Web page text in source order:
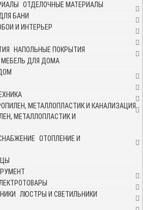
ОТДЕЛОЧНЫЕ МАТЕРИАЛЫ
БАНИ
И ИНТЕРЬЕР
НАПОЛЬНЫЕ ПОКРЫТИЯ
МЕБЕЛЬ ДЛЯ ДОМА
МЕТАЛЛОПЛАСТИК И
ОТОПЛЕНИЕ И
ЛЮСТРЫ И СВЕТИЛЬНИКИ